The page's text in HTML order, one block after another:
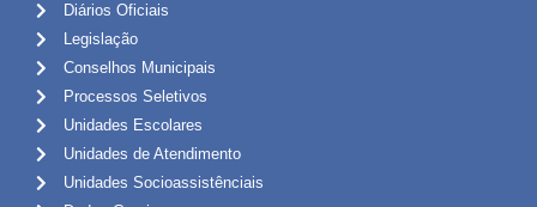
Diários Oficiais
Legislação
Conselhos Municipais
Processos Seletivos
Unidades Escolares
Unidades de Atendimento
Unidades Socioassistênciais